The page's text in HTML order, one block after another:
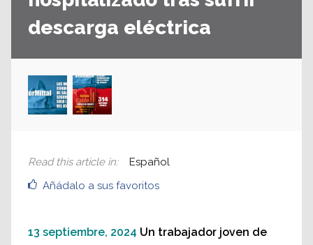
descarga eléctrica
Añádalo a sus favoritos
Read this article in: Español
13 septiembre, 2024 Un trabajador joven de